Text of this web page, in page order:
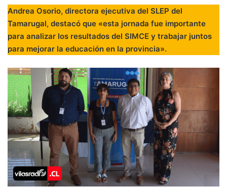
Andrea Osorio, directora ejecutiva del SLEP del
Tamarugal, destacó que «esta jornada fue importante
para analizar los resultados del SIMCE y trabajar juntos
para mejorar la educación en la provincia».